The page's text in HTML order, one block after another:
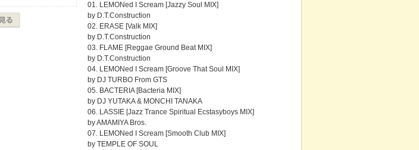
01. LEMONed I Scream [Jazzy Soul MIX]
by D.T.Construction
02. ERASE [Valk MIX]
by D.T.Construction
03. FLAME [Reggae Ground Beat MIX]
by D.T.Construction
04. LEMONed I Scream [Groove That Soul MIX]
by DJ TURBO From GTS
05. BACTERIA [Bacteria MIX]
by DJ YUTAKA & MONCHI TANAKA
06. LASSIE [Jazz Trance Spiritual Ecstasyboys MIX]
by AMAMIYA Bros.
07. LEMONed I Scream [Smooth Club MIX]
by TEMPLE OF SOUL